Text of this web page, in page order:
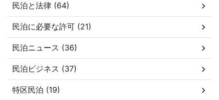
民泊と法律 (64)
民泊に必要な許可 (21)
民泊ニュース (36)
民泊ビジネス (37)
特区民泊 (19)